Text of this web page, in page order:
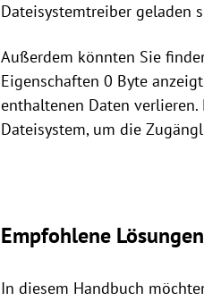
Dateisystemtreiber geladen
Außerdem könnten Sie
Eigenschaften 0 Byte
enthaltenen Daten
Dateisystem, um die
Empfohlene
In diesem Handbuch